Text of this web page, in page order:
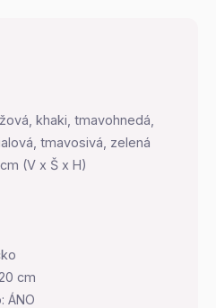
khaki, tmavohnedá,
tmavosivá, zelená
(V x Š x H)
cm
ÁNO